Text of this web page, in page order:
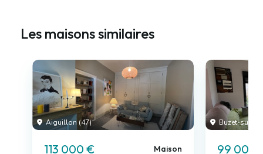
Les maisons similaires
Aiguillon (47)
113 000 € Maison
Buzet-sur-
99 000